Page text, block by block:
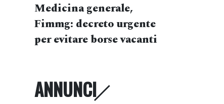
Medicina generale,
Fimmg: decreto urgente
per evitare borse vacanti
ANNUNCI